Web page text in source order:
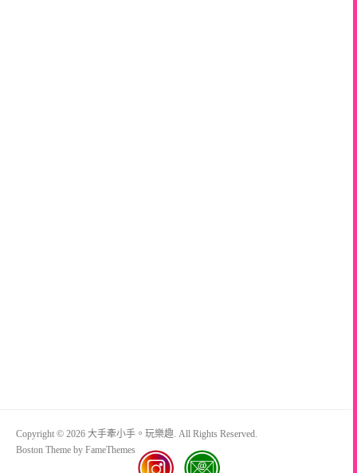
Copyright © 2026 大手牽小手。玩樂趣. All Rights Reserved.
Boston Theme by FameThemes